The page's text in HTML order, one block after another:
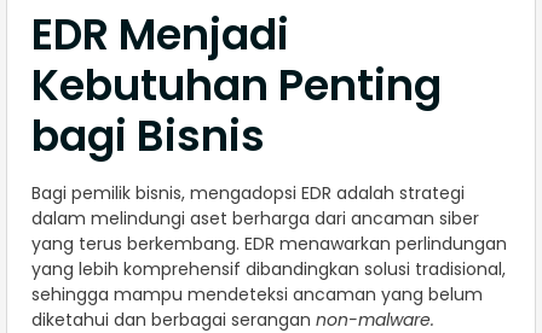
EDR Menjadi
Kebutuhan Penting
bagi Bisnis
Bagi pemilik bisnis, mengadopsi EDR adalah strategi
dalam melindungi aset berharga dari ancaman siber
yang terus berkembang. EDR menawarkan perlindungan
yang lebih komprehensif dibandingkan solusi tradisional,
sehingga mampu mendeteksi ancaman yang belum
diketahui dan berbagai serangan non-malware.